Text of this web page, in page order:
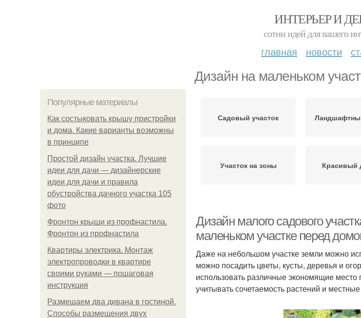
ИНТЕРЬЕР И
сотни идей для вашего
главная новости
Дизайн на маленьком
Популярные материалы
Как состыковать крышу пристройки
и дома. Какие варианты возможны
в принципе
Простой дизайн участка. Лучшие
идеи для дачи — дизайнерские
идеи для дачи и правила
обустройства дачного участка 105
фото
Фронтон крыши из профнастила.
Фронтон из профнастила
Квартиры электрика. Монтаж
электропроводки в квартире
своими руками — пошаговая
инструкция
Размещаем два дивана в гостиной.
Способы размещения двух
Садовый участок
Участок на зоны Красивый
Дизайн малого садового
маленьком участке перед
Даже на небольшом участке земли можно
можно посадить цветы, кусты, деревья и
использовать различные экономящие
учитывать сочетаемость растений и